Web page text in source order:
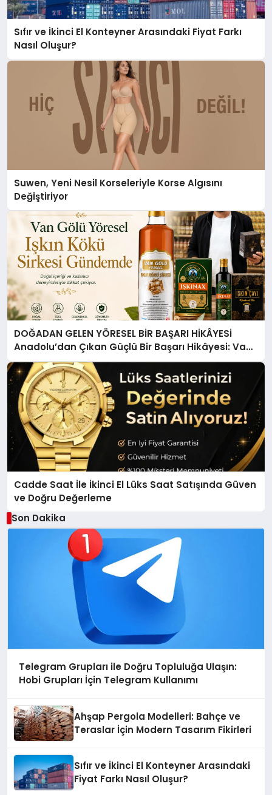
Sıfır ve İkinci El Konteyner Arasındaki Fiyat Farkı
Nasıl Oluşur?
Suwen, Yeni Nesil Korseleriyle Korse Algısını
Değiştiriyor
DOĞADAN GELEN YÖRESEL BİR BAŞARI HİKÂYESİ
Anadolu’dan Çıkan Güçlü Bir Başarı Hikâyesi: Van
Gölü Yöresel Işkın Kökü Sirkesi
Cadde Saat İle İkinci El Lüks Saat Satışında Güven
ve Doğru Değerleme
Son Dakika
Telegram Grupları ile Doğru Topluluğa Ulaşın:
Hobi Grupları İçin Telegram Kullanımı
Ahşap Pergola Modelleri: Bahçe ve
Teraslar İçin Modern Tasarım Fikirleri
Sıfır ve İkinci El Konteyner Arasındaki
Fiyat Farkı Nasıl Oluşur?